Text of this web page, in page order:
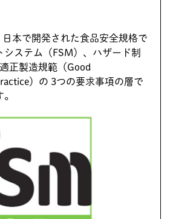
本で開発された食品安全規格で
システム（FSM）、ハザード制
正製造規範（Good
）の 3つの要求事項の層で